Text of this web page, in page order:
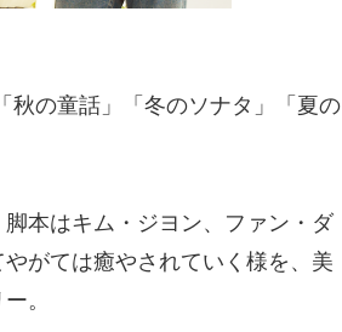
秋の童話」「冬のソナタ」「夏の
本はキム・ジヨン、ファン・ダ
がては癒やされていく様を、美
。